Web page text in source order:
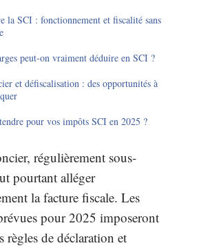
la SCI : fonctionnement et fiscalité sans
peut-on vraiment déduire en SCI ?
et défiscalisation : des opportunités à
pour vos impôts SCI en 2025 ?
régulièrement sous-
pourtant alléger
la facture fiscale. Les
pour 2025 imposeront
règles de déclaration et